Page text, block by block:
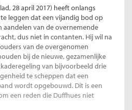
28 april 2017) heeft onlangs
leggen dat een vijandig bod op
aandelen van de overnemende
dus niet in contanten. Hij wil na
van de overgenomen
bij de nieuwe, gezamenlijke
van bijvoorbeeld drie
te scheppen dat een
wordt opgebouwd. Dit is een
een reden die Duffhues niet